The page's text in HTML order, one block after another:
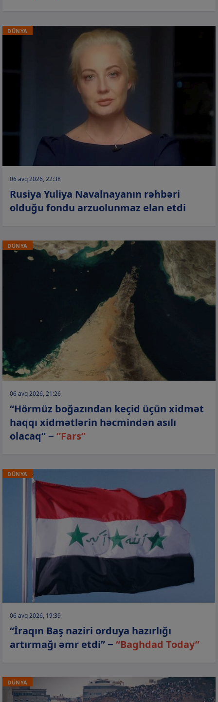
DÜNYA
06 avq 2026, 22:38
Rusiya Yuliya Navalnayanın rəhbəri
olduğu fondu arzuolunmaz elan etdi
DÜNYA
06 avq 2026, 21:26
“Hörmüz boğazından keçid üçün xidmət
haqqı xidmətlərin həcmindən asılı
olacaq” − “Fars”
DÜNYA
06 avq 2026, 19:39
“İraqın Baş naziri orduya hazırlığı
artırmağı əmr etdi” − “Baghdad Today”
DÜNYA